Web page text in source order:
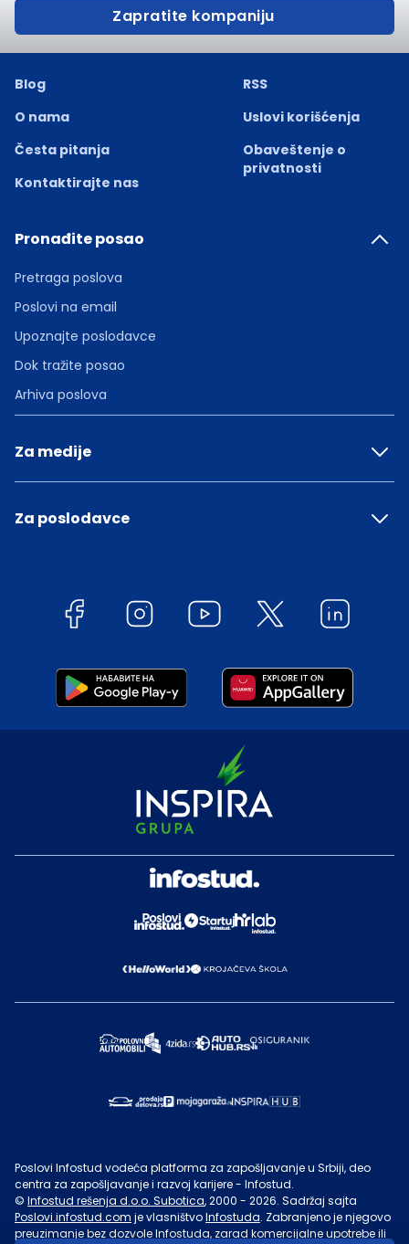
Zapratite kompaniju
Blog
O nama
Česta pitanja
Kontaktirajte nas
RSS
Uslovi korišćenja
Obaveštenje o
privatnosti
Pronađite posao
Pretraga poslova
Poslovi na email
Upoznajte poslodavce
Dok tražite posao
Arhiva poslova
Za medije
Za poslodavce
Poslovi Infostud vodeća platforma za zapošljavanje u Srbiji, deo
centra za zapošljavanje i razvoj karijere - Infostud.
© Infostud rešenja d.o.o. Subotica, 2000 - 2026. Sadržaj sajta
Poslovi.infostud.com je vlasništvoInfostuda. Zabranjeno je njegovo
preuzimanje bez dozvoleInfostuda, zarad komercijalne upotrebe ili